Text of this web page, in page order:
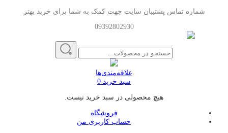
شماره تماس پشتیبان سایت جهت کمک به شما برای خرید بهتر
09392802930
علاقه‌مندی‌ها
سبد خرید 0
هیچ محصولی در سبد خرید نیست.
فروشگاه
حساب کاربری من